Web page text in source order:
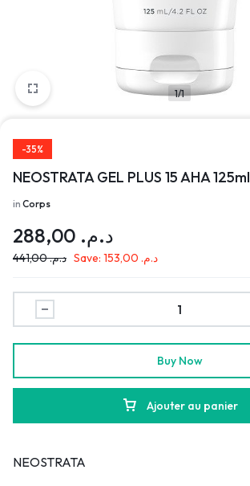
1/1
-35%
NEOSTRATA GEL PLUS 15 AHA 125ml
in Corps
د.م.
د.م.441,00 Save: د.م.
Ajouter au panier
Buy Now
NEOSTRATA